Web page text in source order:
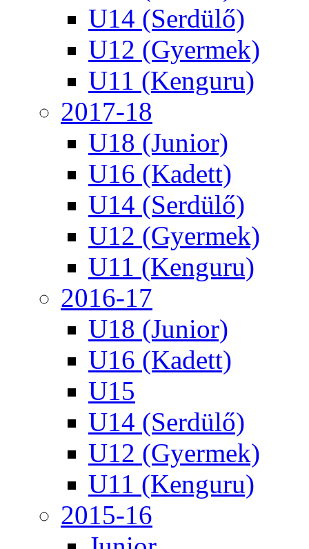
U14 (Serdülő)
U12 (Gyermek)
U11 (Kenguru)
2017-18
U18 (Junior)
U16 (Kadett)
U14 (Serdülő)
U12 (Gyermek)
U11 (Kenguru)
2016-17
U18 (Junior)
U16 (Kadett)
U15
U14 (Serdülő)
U12 (Gyermek)
U11 (Kenguru)
2015-16